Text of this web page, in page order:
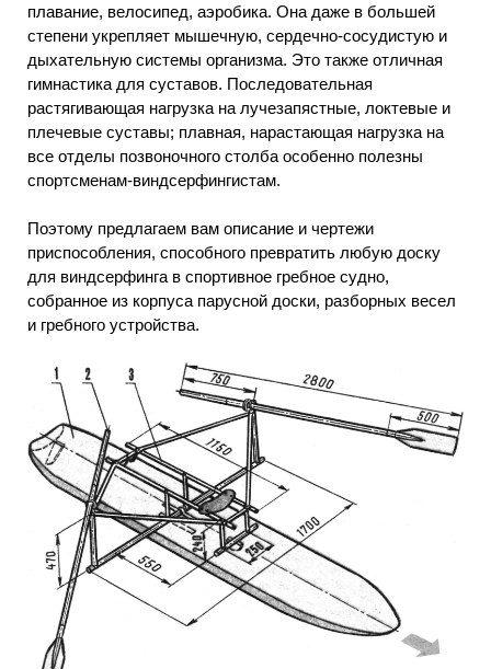
плавание, велосипед, аэробика. Она даже в большей
степени укрепляет мышечную, сердечно-сосудистую и
дыхательную системы организма. Это также отличная
гимнастика для суставов. Последовательная
растягивающая нагрузка на лучезапястные, локтевые и
плечевые суставы; плавная, нарастающая нагрузка на
все отделы позвоночного столба особенно полезны
спортсменам-виндсерфингистам.
Поэтому предлагаем вам описание и чертежи
приспособления, способного превратить любую доску
для виндсерфинга в спортивное гребное судно,
собранное из корпуса парусной доски, разборных весел
и гребного устройства.